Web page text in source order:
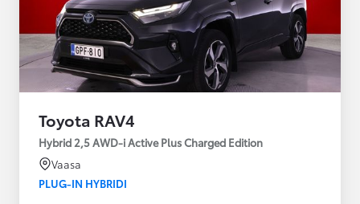
Toyota RAV4
Hybrid 2,5 AWD-i Active Plus Charged Edition
Vaasa
PLUG-IN HYBRIDI